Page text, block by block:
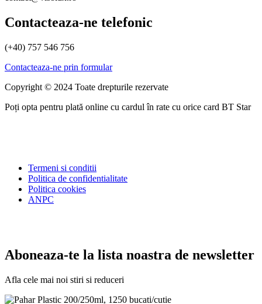
Contacteaza-ne telefonic
(+40) 757 546 756
Contacteaza-ne prin formular
Copyright © 2024 Toate drepturile rezervate
Poți opta pentru plată online cu cardul în rate cu orice card BT Star
Termeni si conditii
Politica de confidentialitate
Politica cookies
ANPC
Aboneaza-te la lista noastra de newsletter
Afla cele mai noi stiri si reduceri